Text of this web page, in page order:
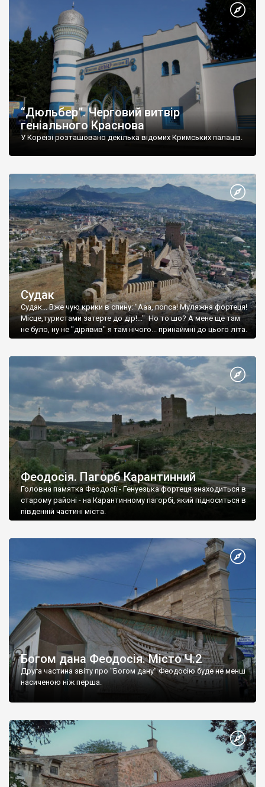
“Дюльбер”. Черговий витвір
геніального Краснова
У Кореїзі розташовано декілька відомих Кримських палаців.
Судак
Судак... Вже чую крики в спину: "Ааа, попса! Муляжна фортеця!
Місце,туристами затерте до дір!..." Но то шо? А мене ще там
не було, ну не "дірявив" я там нічого... принаймні до цього літа.
Феодосія. Пагорб Карантинний
Головна памятка Феодосії - Генуезька фортеця знаходиться в
старому районі - на Карантинному пагорбі, який підноситься в
південній частині міста.
Богом дана Феодосія. Місто Ч.2
Друга частина звіту про "Богом дану" Феодосію буде не менш
насиченою ніж перша.